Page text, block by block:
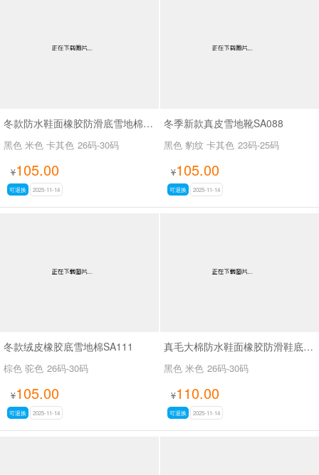
冬款防水鞋面橡胶防滑底雪地棉SA111
黑色 米色 卡其色 26码-30码
¥105.00
可退换 2025-11-14
冬季新款真皮雪地靴SA088
黑色 豹纹 卡其色 23码-25码
¥105.00
可退换 2025-11-14
冬款绒皮橡胶底雪地棉SA111
棕色 驼色 26码-30码
¥105.00
可退换 2025-11-14
真毛大棉防水鞋面橡胶防滑鞋底马丁靴SA111
黑色 米色 26码-30码
¥110.00
可退换 2025-11-14